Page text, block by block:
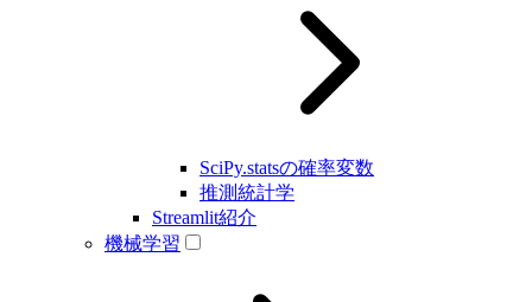
SciPy.statsの確率変数
推測統計学
Streamlit紹介
機械学習